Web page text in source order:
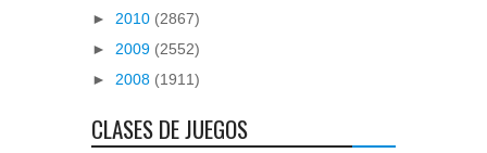
► 2010 (2867)
► 2009 (2552)
► 2008 (1911)
CLASES DE JUEGOS